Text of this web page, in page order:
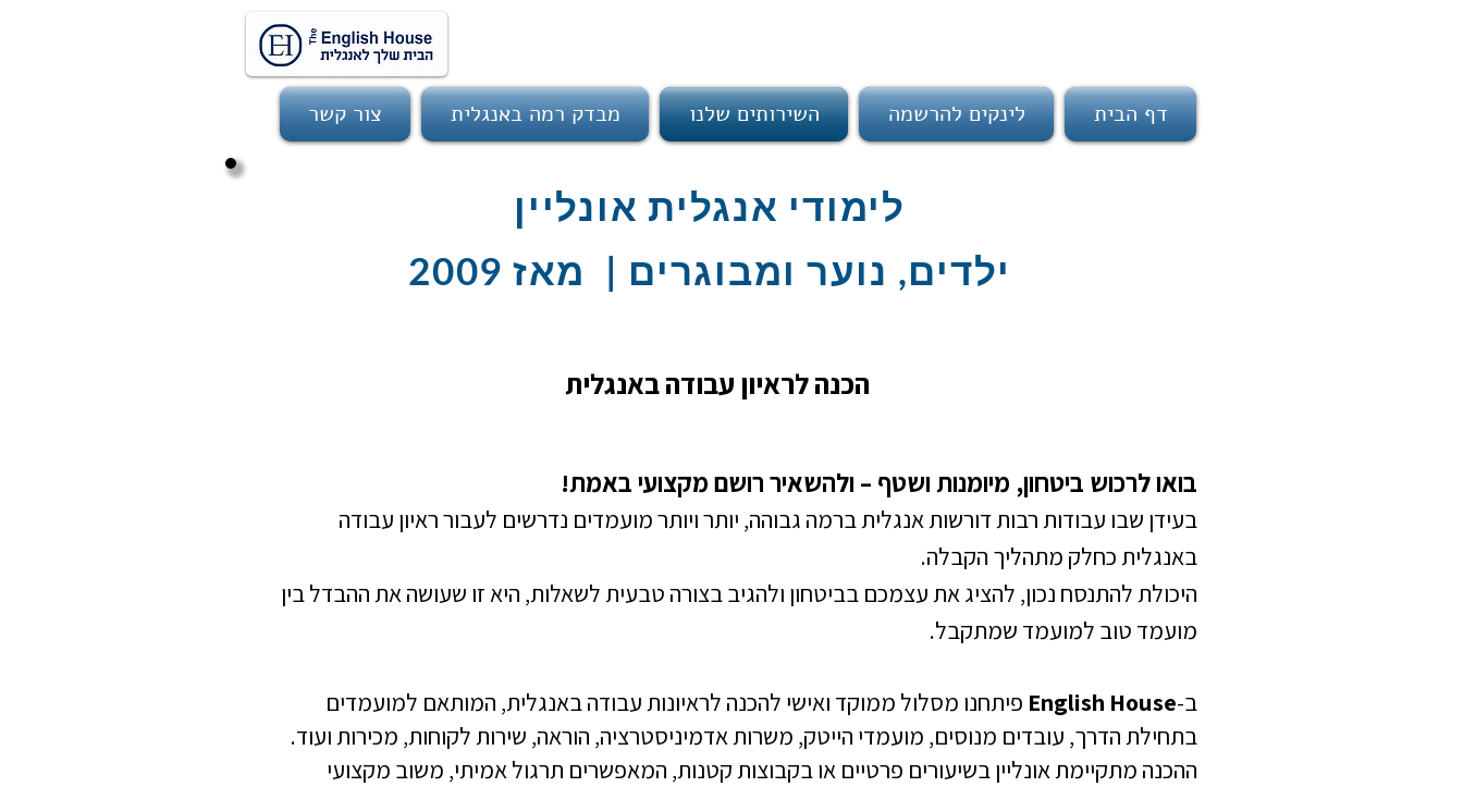
דף הבית לינקים להרשמה השירותים שלנו מבדק רמה באנגלית צור קשר
לימודי אנגלית אונליין
ילדים, נוער ומבוגרים | מאז 2009
הכנה לראיון עבודה באנגלית
בואו לרכוש ביטחון, מיומנות ושטף – ולהשאיר רושם מקצועי באמת!
בעידן שבו עבודות רבות דורשות אנגלית ברמה גבוהה, יותר ויותר מועמדים נדרשים לעבור ראיון עבודה
באנגלית כחלק מתהליך הקבלה.
היכולת להתנסח נכון, להציג את עצמכם בביטחון ולהגיב בצורה טבעית לשאלות, היא זו שעושה את ההבדל בין
מועמד טוב למועמד שמתקבל.
ב-English House פיתחנו מסלול ממוקד ואישי להכנה לראיונות עבודה באנגלית, המותאם למועמדים
בתחילת הדרך, עובדים מנוסים, מועמדי הייטק, משרות אדמיניסטרציה, הוראה, שירות לקוחות, מכירות ועוד.
ההכנה מתקיימת אונליין בשיעורים פרטיים או בקבוצות קטנות, המאפשרים תרגול אמיתי, משוב מקצועי